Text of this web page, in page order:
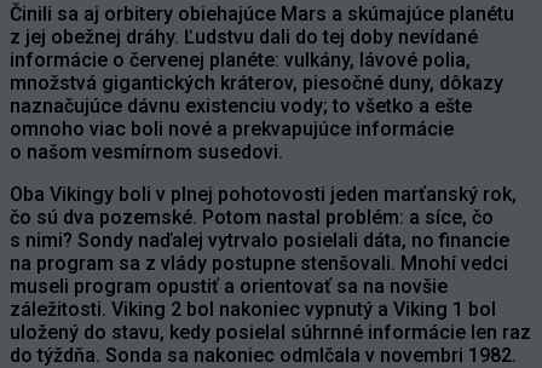
Činili sa aj orbitery obiehajúce Mars a skúmajúce planétu
z jej obežnej dráhy. Ľudstvu dali do tej doby nevídané
informácie o červenej planéte: vulkány, lávové polia,
množstvá gigantických kráterov, piesočné duny, dôkazy
naznačujúce dávnu existenciu vody; to všetko a ešte
omnoho viac boli nové a prekvapujúce informácie
o našom vesmírnom susedovi.
Oba Vikingy boli v plnej pohotovosti jeden marťanský rok,
čo sú dva pozemské. Potom nastal problém: a síce, čo
s nimi? Sondy naďalej vytrvalo posielali dáta, no financie
na program sa z vlády postupne stenšovali. Mnohí vedci
museli program opustiť a orientovať sa na novšie
záležitosti. Viking 2 bol nakoniec vypnutý a Viking 1 bol
uložený do stavu, kedy posielal súhrnné informácie len raz
do týždňa. Sonda sa nakoniec odmlčala v novembri 1982.